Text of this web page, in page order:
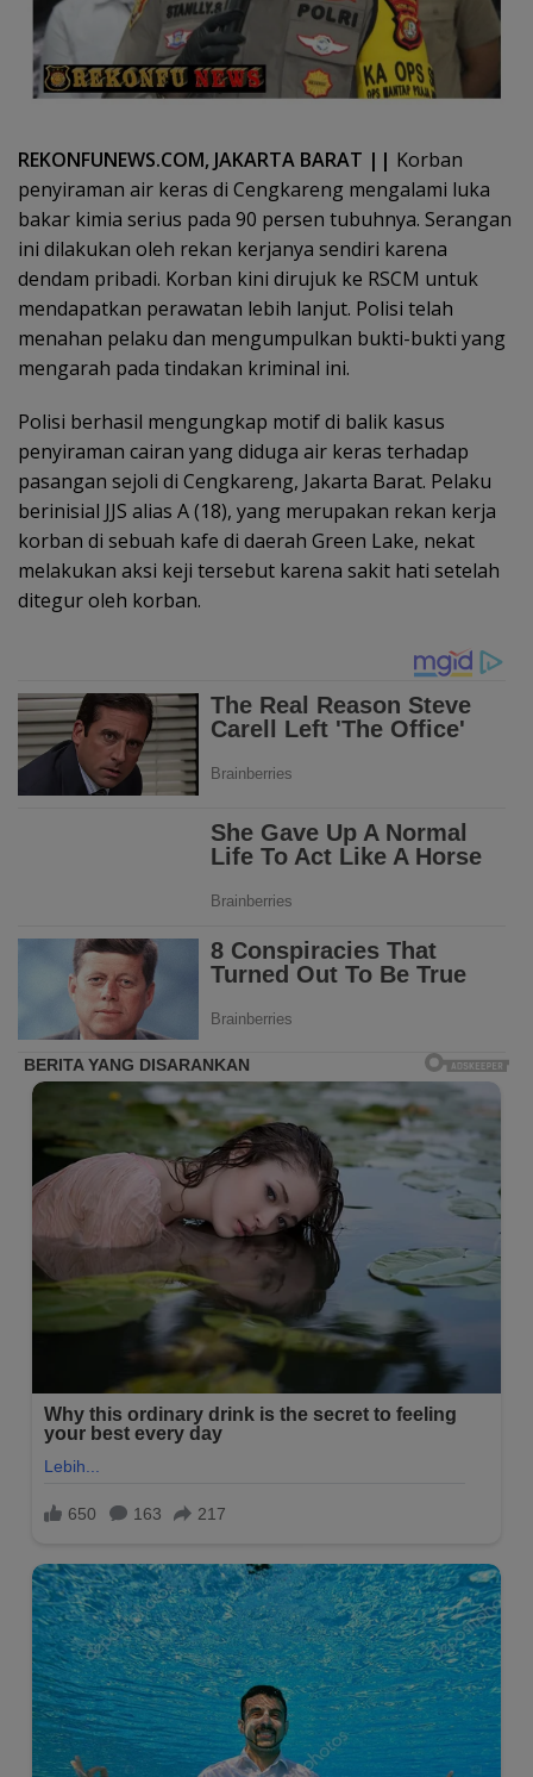
REKONFUNEWS.COM, JAKARTA BARAT || Korban
penyiraman air keras di Cengkareng mengalami luka
bakar kimia serius pada 90 persen tubuhnya. Serangan
ini dilakukan oleh rekan kerjanya sendiri karena
dendam pribadi. Korban kini dirujuk ke RSCM untuk
mendapatkan perawatan lebih lanjut. Polisi telah
menahan pelaku dan mengumpulkan bukti-bukti yang
mengarah pada tindakan kriminal ini.
Polisi berhasil mengungkap motif di balik kasus
penyiraman cairan yang diduga air keras terhadap
pasangan sejoli di Cengkareng, Jakarta Barat. Pelaku
berinisial JJS alias A (18), yang merupakan rekan kerja
korban di sebuah kafe di daerah Green Lake, nekat
melakukan aksi keji tersebut karena sakit hati setelah
ditegur oleh korban.